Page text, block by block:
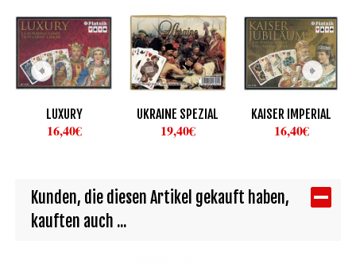
LUXURY
16,40€
UKRAINE SPEZIAL
19,40€
KAISER IMPERIAL
16,40€
Kunden, die diesen Artikel gekauft haben,
kauften auch ...